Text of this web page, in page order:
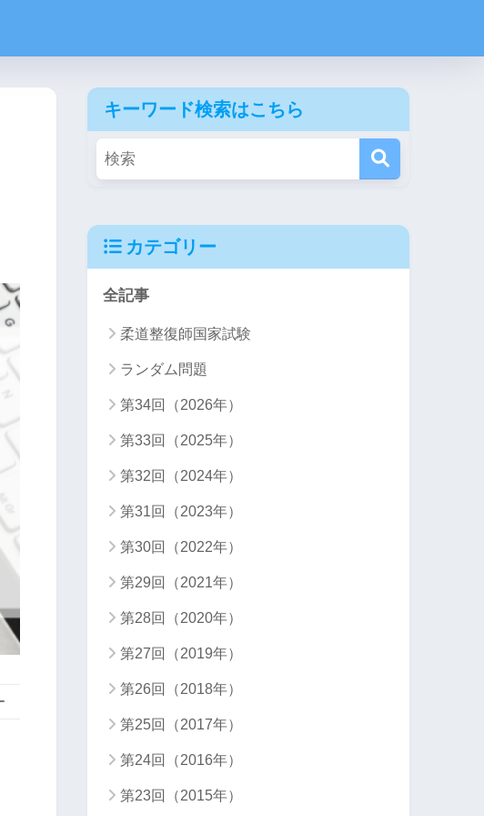
キーワード検索はこちら
カテゴリー
全記事
柔道整復師国家試験
ランダム問題
第34回（2026年）
第33回（2025年）
第32回（2024年）
第31回（2023年）
第30回（2022年）
第29回（2021年）
第28回（2020年）
第27回（2019年）
第26回（2018年）
第25回（2017年）
第24回（2016年）
第23回（2015年）